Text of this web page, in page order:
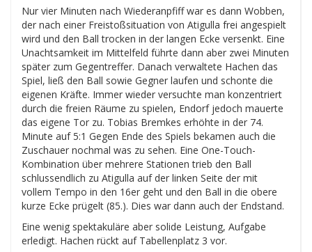
Nur vier Minuten nach Wiederanpfiff war es dann Wobben,
der nach einer Freistoßsituation von Atigulla frei angespielt
wird und den Ball trocken in der langen Ecke versenkt. Eine
Unachtsamkeit im Mittelfeld führte dann aber zwei Minuten
später zum Gegentreffer. Danach verwaltete Hachen das
Spiel, ließ den Ball sowie Gegner laufen und schonte die
eigenen Kräfte. Immer wieder versuchte man konzentriert
durch die freien Räume zu spielen, Endorf jedoch mauerte
das eigene Tor zu. Tobias Bremkes erhöhte in der 74.
Minute auf 5:1 Gegen Ende des Spiels bekamen auch die
Zuschauer nochmal was zu sehen. Eine One-Touch-
Kombination über mehrere Stationen trieb den Ball
schlussendlich zu Atigulla auf der linken Seite der mit
vollem Tempo in den 16er geht und den Ball in die obere
kurze Ecke prügelt (85.). Dies war dann auch der Endstand.
Eine wenig spektakuläre aber solide Leistung, Aufgabe
erledigt. Hachen rückt auf Tabellenplatz 3 vor.